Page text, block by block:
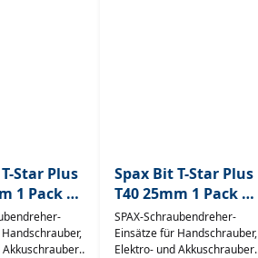
Star Plus
1 Pack =
Spax Bit T-Star Plus
T40 25mm 1 Pack =
5 Stück
5000009192409
SPAX-Schraubendreher-
Einsätze für Handschrauber,
Elektro- und Akkuschrauber,